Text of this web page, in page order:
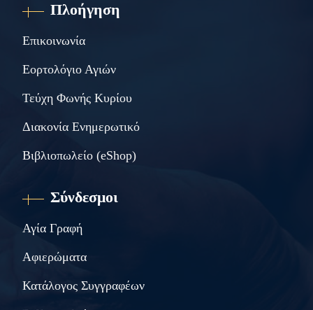
Πλοήγηση
Επικοινωνία
Εορτολόγιο Αγιών
Τεύχη Φωνής Κυρίου
Διακονία Ενημερωτικό
Βιβλιοπωλείο (eShop)
Σύνδεσμοι
Αγία Γραφή
Αφιερώματα
Κατάλογος Συγγραφέων